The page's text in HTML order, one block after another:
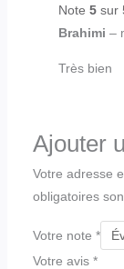
Note 5sur
Brahimi –
Très bien
Ajouter
Votre adresse
obligatoires
Votre note *
Votre avis *